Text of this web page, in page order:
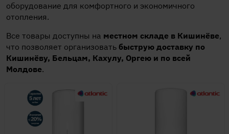
оборудование для комфортного и экономичного
отопления.
Все товары доступны на местном складе в Кишинёве,
что позволяет организовать быструю доставку по
Кишинёву, Бельцам, Кахулу, Оргею и по всей
Молдове.